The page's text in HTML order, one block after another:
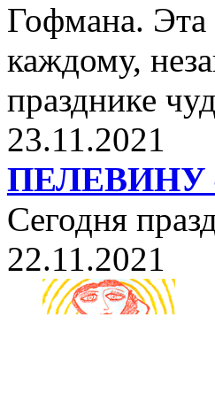
Гофмана. Эта
каждому,
празднике
23.11.2021
ПЕЛЕВИНУ
Сегодня
22.11.2021